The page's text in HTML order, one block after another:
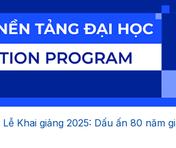
Lễ Khai giảng 2025: Dấu ấn 80 năm